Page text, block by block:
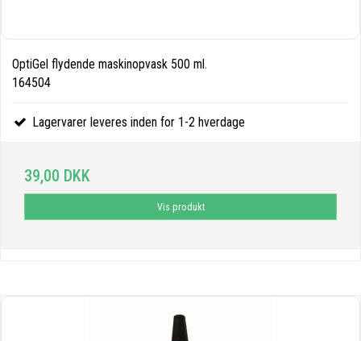
OptiGel flydende maskinopvask 500 ml.
164504
Lagervarer leveres inden for 1-2 hverdage
39,00 DKK
Vis produkt